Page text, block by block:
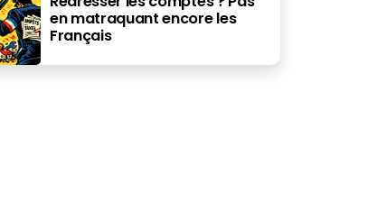
en matraquant encore les
Français